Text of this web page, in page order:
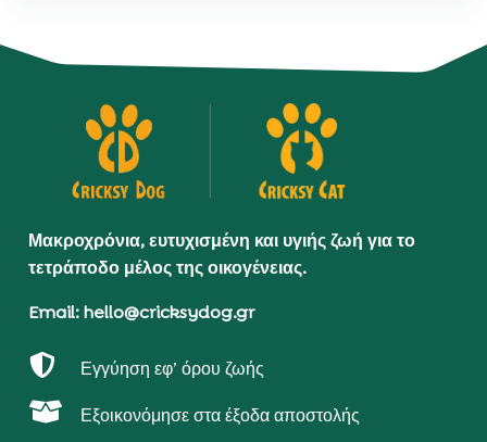
Μακροχρόνια, ευτυχισμένη και υγιής ζωή για το
τετράποδο μέλος της οικογένειας.
Email: hello@cricksydog.gr
 Εγγύηση εφ’ όρου ζωής
 Εξοικονόμησε στα έξοδα αποστολής